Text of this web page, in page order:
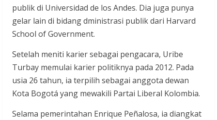
publik di Universidad de los Andes. Dia juga punya
gelar lain di bidang dministrasi publik dari Harvard
School of Government.
Setelah meniti karier sebagai pengacara, Uribe
Turbay memulai karier politiknya pada 2012. Pada
usia 26 tahun, ia terpilih sebagai anggota dewan
Kota Bogotá yang mewakili Partai Liberal Kolombia.
Selama pemerintahan Enrique Peñalosa, ia diangkat